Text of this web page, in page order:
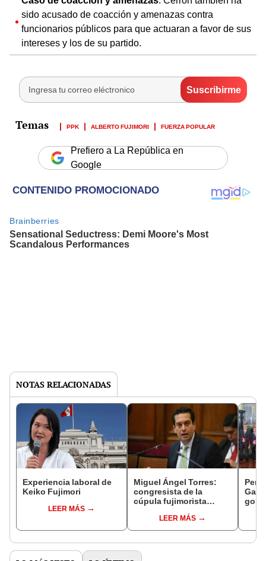
sido acusado de coacción y amenazas contra
funcionarios públicos para que actuaran a favor de sus
intereses y los de su partido.
PPK ALBERTO FUJIMORI FUERZA POPULAR
Prefiero a La República en
Google
NOTAS RELACIONADAS
Experiencia laboral de
Keiko Fujimori
LEER MÁS
Miguel Ángel Torres:
congresista de la
cúpula fujimorista
del SenadoLEER MÁS